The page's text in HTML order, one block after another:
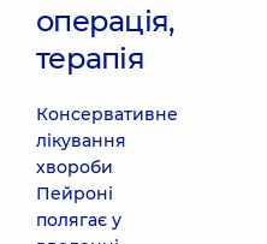
операція,
терапія
Консервативне
лікування
хвороби
Пейроні
полягає у